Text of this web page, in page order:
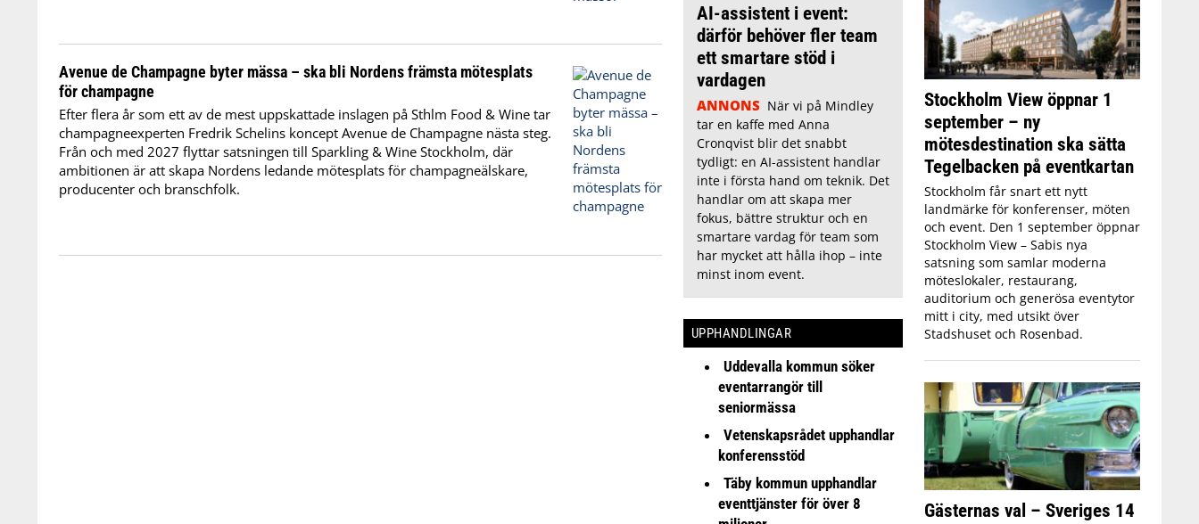
Avenue de Champagne byter mässa – ska bli Nordens främsta mötesplats
för champagne
Efter flera år som ett av de mest uppskattade inslagen på Sthlm Food & Wine tar
champagneexperten Fredrik Schelins koncept Avenue de Champagne nästa steg.
Från och med 2027 flyttar satsningen till Sparkling & Wine Stockholm, där
ambitionen är att skapa Nordens ledande mötesplats för champagneälskare,
producenter och branschfolk.
AI-assistent i event:
därför behöver fler team
ett smartare stöd i
vardagen
ANNONS När vi på Mindley
tar en kaffe med Anna
Cronqvist blir det snabbt
tydligt: en AI-assistent handlar
inte i första hand om teknik. Det
handlar om att skapa mer
fokus, bättre struktur och en
smartare vardag för team som
har mycket att hålla ihop – inte
minst inom event.
UPPHANDLINGAR
Uddevalla kommun söker
eventarrangör till
seniormässa
Vetenskapsrådet upphandlar
konferensstöd
Täby kommun upphandlar
eventtjänster för över 8
Stockholm View öppnar 1
september – ny
mötesdestination ska sätta
Tegelbacken på eventkartan
Stockholm får snart ett nytt
landmärke för konferenser, möten
och event. Den 1 september öppnar
Stockholm View – Sabis nya
satsning som samlar moderna
möteslokaler, restaurang,
auditorium och generösa eventytor
mitt i city, med utsikt över
Stadshuset och Rosenbad.
Gästernas val – Sveriges 14